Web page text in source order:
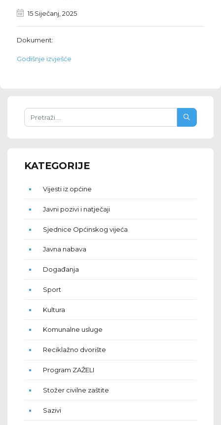
15 Siječanj, 2025
Dokument:
Godišnje izvješće
KATEGORIJE
Vijesti iz općine
Javni pozivi i natječaji
Sjednice Općinskog vijeća
Javna nabava
Događanja
Sport
Kultura
Komunalne usluge
Reciklažno dvorište
Program ZAŽELI
Stožer civilne zaštite
Sazivi